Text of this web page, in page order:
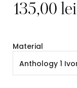
135,00 lei
Material